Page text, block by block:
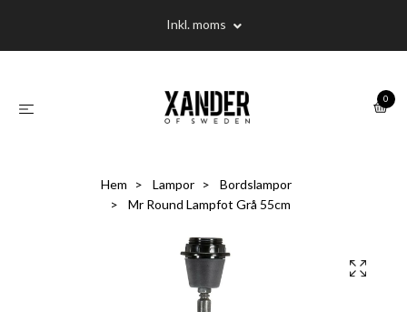
Inkl. moms
0
Hem Lampor
Bordslampor
Mr Round Lampfot Grå 55cm